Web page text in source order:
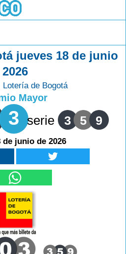
jueves 18 de junio
2026
Lotería de Bogotá
Mayor
3 serie 3 5 9
de junio de 2026